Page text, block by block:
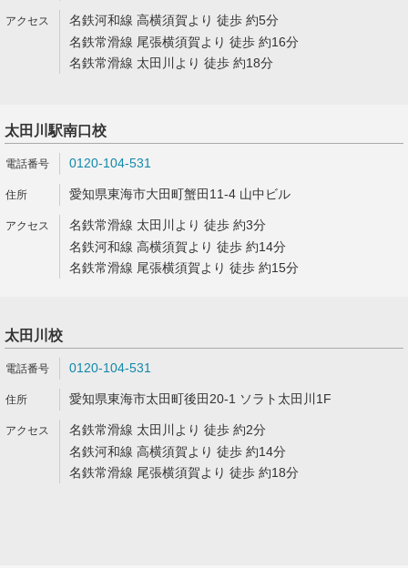
名鉄河和線 高横須賀より 徒歩 約5分
名鉄常滑線 尾張横須賀より 徒歩 約16分
名鉄常滑線 太田川より 徒歩 約18分
太田川駅南口校
0120-104-531
愛知県東海市大田町蟹田11-4 山中ビル
名鉄常滑線 太田川より 徒歩 約3分
名鉄河和線 高横須賀より 徒歩 約14分
名鉄常滑線 尾張横須賀より 徒歩 約15分
太田川校
0120-104-531
愛知県東海市太田町後田20-1 ソラト太田川1F
名鉄常滑線 太田川より 徒歩 約2分
名鉄河和線 高横須賀より 徒歩 約14分
名鉄常滑線 尾張横須賀より 徒歩 約18分